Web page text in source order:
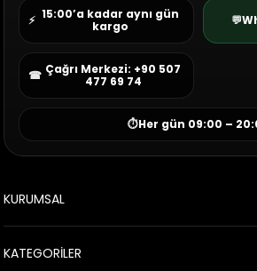
⚡ 15:00’a kadar aynı gün
kargo
💬
☎ Çağrı Merkezi: +90 507
477 69 74
⏱Her gün 09:00 –
KURUMSAL
KATEGORİLER